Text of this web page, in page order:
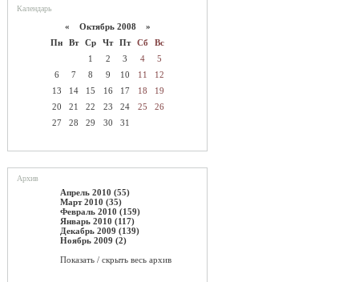
Календарь
« Октябрь 2008 »
Пн
Вт Ср Чт Пт Сб
Вс
1
2 3 4
5
6
7 8 9 10 11
12
13
14 15 16 17 18
19
20
21 22 23 24 25
26
27
28 29 30 31
Архив
Апрель 2010 (55)
Март 2010 (35)
Февраль 2010 (159)
Январь 2010 (117)
Декабрь 2009 (139)
Ноябрь 2009 (2)
Показать / скрыть весь архив